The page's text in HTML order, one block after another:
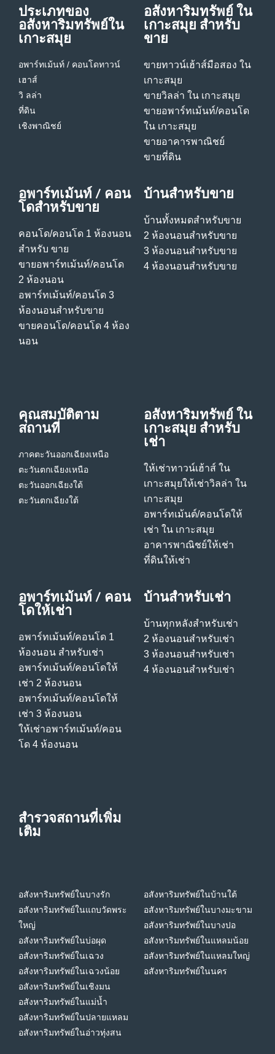
ประเภทของ
อสังหาริมทรัพย์ใน
เกาะสมุย
อพาร์ทเม้นท์ / คอนโดทาวน์
เฮาส์
วิ ลล่า
ที่ดิน
เชิงพาณิชย์
อสังหาริมทรัพย์ ใน
เกาะสมุย สําหรับ
ขาย
ขายทาวน์เฮ้าส์มือสอง ใน
เกาะสมุย
ขายวิลล่า ใน เกาะสมุย
ขายอพาร์ทเม้นท์/คอนโด
ใน เกาะสมุย
ขายอาคารพาณิชย์
ขายที่ดิน
อพาร์ทเม้นท์ / คอน
โดสําหรับขาย
คอนโด/คอนโด 1 ห้องนอน
สําหรับ ขาย
ขายอพาร์ทเม้นท์/คอนโด
2 ห้องนอน
อพาร์ทเม้นท์/คอนโด 3
ห้องนอนสําหรับขาย
ขายคอนโด/คอนโด 4 ห้อง
นอน
บ้านสําหรับขาย
บ้านทั้งหมดสําหรับขาย
2 ห้องนอนสําหรับขาย
3 ห้องนอนสําหรับขาย
4 ห้องนอนสําหรับขาย
คุณสมบัติตาม
สถานที่
ภาคตะวันออกเฉียงเหนือ
ตะวันตกเฉียงเหนือ
ตะวันออกเฉียงใต้
ตะวันตกเฉียงใต้
อสังหาริมทรัพย์ ใน
เกาะสมุย สําหรับ
เช่า
ให้เช่าทาวน์เฮ้าส์ ใน
เกาะสมุยให้เช่าวิลล่า ใน
เกาะสมุย
อพาร์ทเม้นต์/คอนโดให้
เช่า ใน เกาะสมุย
อาคารพาณิชย์ให้เช่า
ที่ดินให้เช่า
อพาร์ทเม้นท์ / คอน
โดให้เช่า
อพาร์ทเม้นท์/คอนโด 1
ห้องนอน สําหรับเช่า
อพาร์ทเม้นท์/คอนโดให้
เช่า 2 ห้องนอน
อพาร์ทเม้นท์/คอนโดให้
เช่า 3 ห้องนอน
ให้เช่าอพาร์ทเม้นท์/คอน
โด 4 ห้องนอน
บ้านสําหรับเช่า
บ้านทุกหลังสําหรับเช่า
2 ห้องนอนสําหรับเช่า
3 ห้องนอนสําหรับเช่า
4 ห้องนอนสําหรับเช่า
สำรวจสถานที่เพิ่ม
เติม
อสังหาริมทรัพย์ในบางรัก
อสังหาริมทรัพย์ในแถบวัดพระ
ใหญ่
อสังหาริมทรัพย์ในบ่อผุด
อสังหาริมทรัพย์ในเฉวง
อสังหาริมทรัพย์ในเฉวงน้อย
อสังหาริมทรัพย์ในเชิงมน
อสังหาริมทรัพย์ในแม่น้ำ
อสังหาริมทรัพย์ในปลายแหลม
อสังหาริมทรัพย์ในอ่าวทุ่งสน
อสังหาริมทรัพย์ในบ้านใต้
อสังหาริมทรัพย์ในบางมะขาม
อสังหาริมทรัพย์ในบางปอ
อสังหาริมทรัพย์ในแหลมน้อย
อสังหาริมทรัพย์ในแหลมใหญ่
อสังหาริมทรัพย์ในนคร